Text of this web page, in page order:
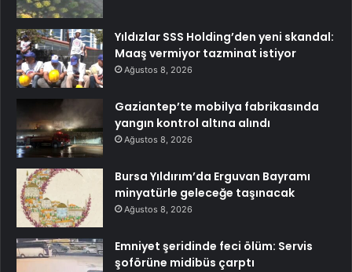
Yıldızlar SSS Holding’den yeni skandal:
Maaş vermiyor tazminat istiyor
Ağustos 8, 2026
Gaziantep’te mobilya fabrikasında
yangın kontrol altına alındı
Ağustos 8, 2026
Bursa Yıldırım’da Erguvan Bayramı
minyatürle geleceğe taşınacak
Ağustos 8, 2026
Emniyet şeridinde feci ölüm: Servis
şoförüne midibüs çarptı